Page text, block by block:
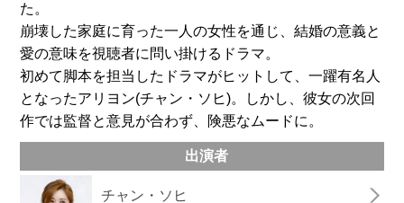
た。
崩壊した家庭に育った一人の女性を通じ、結婚の意義と
愛の意味を視聴者に問い掛けるドラマ。
初めて脚本を担当したドラマがヒットして、一躍有名人
となったアリヨン(チャン・ソヒ)。しかし、彼女の次回
作では監督と意見が合わず、険悪なムードに。
出演者
チャン・ソヒ